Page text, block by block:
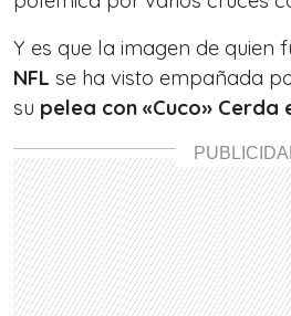
Y es que la imagen de quien
NFL se ha visto empañada
su pelea con «Cuco» Cerda